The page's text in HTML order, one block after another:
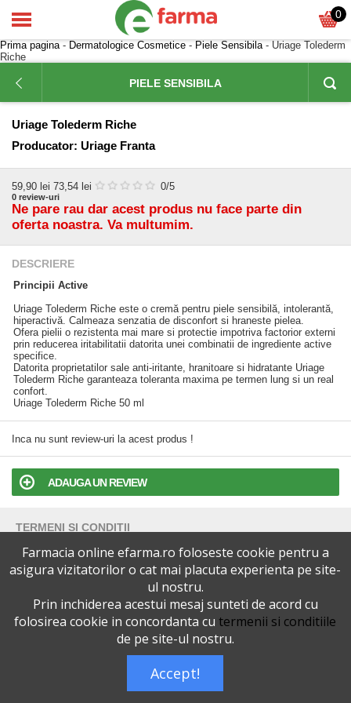
0
Prima pagina- Dermatologice Cosmetice - Piele Sensibila- Uriage Tolederm
Riche
PIELE SENSIBILA
Uriage Tolederm Riche
Producator: Uriage Franta
59,90 lei 73,54 lei 0/5
0 review-uri
Ne pare rau dar acest produs nu face parte din
oferta noastra. Va multumim.
DESCRIERE
Principii Active
Uriage Tolederm Riche este o cremă pentru piele sensibilă, intolerantă,
hiperactivă. Calmeaza senzatia de disconfort si hraneste pielea.
Ofera pielii o rezistenta mai mare si protectie impotriva factorior externi
prin reducerea iritabilitatii datorita unei combinatii de ingrediente active
specifice.
Datorita proprietatilor sale anti-iritante, hranitoare si hidratante Uriage
Tolederm Riche garanteaza toleranta maxima pe termen lung si un real
confort.
Uriage Tolederm Riche 50 ml
Inca nu sunt review-uri la acest produs !
ADAUGA UN REVIEW
TERMENI SI CONDITII
POLITICA DE CONFIDENTIALITATE
VERSIUNEA DESKTOP
0727515368
Dreptul de autor © efarma.ro - Toate Drepturile Rezervate.
Farmacia online efarma.ro foloseste cookie pentru a
asigura vizitatorilor o cat mai placuta experienta pe site-
ul nostru.
Prin inchiderea acestui mesaj sunteti de acord cu
folosirea cookie in concordanta cu termenii si conditiile
de pe site-ul nostru.
Accept!